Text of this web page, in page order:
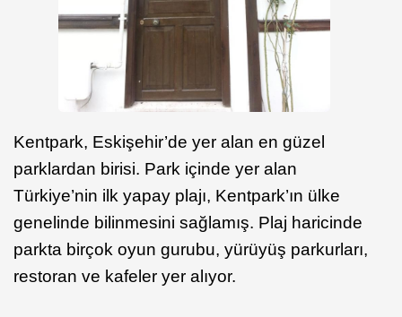
Kentpark, Eskişehir’de yer alan en güzel
parklardan birisi. Park içinde yer alan
Türkiye’nin ilk yapay plajı, Kentpark’ın ülke
genelinde bilinmesini sağlamış. Plaj haricinde
parkta birçok oyun gurubu, yürüyüş parkurları,
restoran ve kafeler yer alıyor.